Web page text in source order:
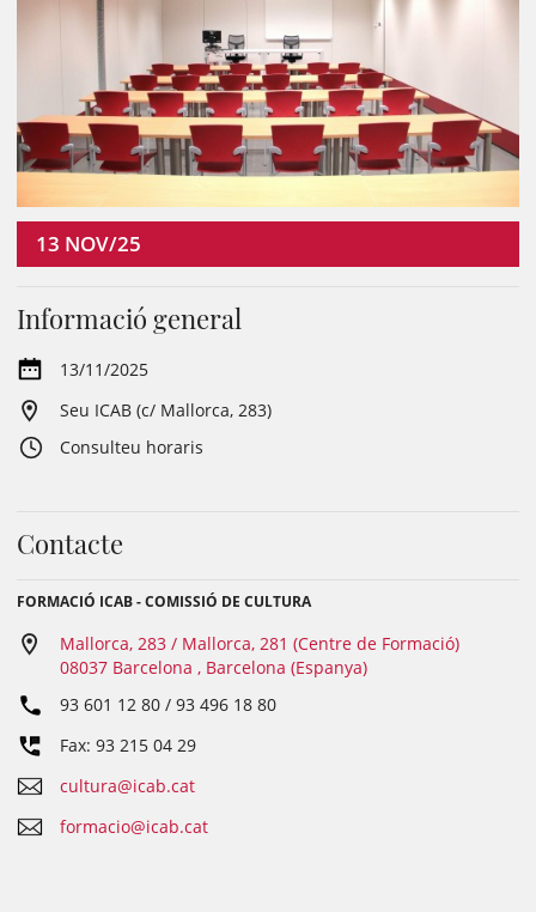
13 NOV/25
Informació general
13/11/2025
Seu ICAB (c/ Mallorca, 283)
Consulteu horaris
Contacte
FORMACIÓ ICAB - COMISSIÓ DE CULTURA
Mallorca, 283 / Mallorca, 281 (Centre de Formació)
08037 Barcelona , Barcelona (Espanya)
93 601 12 80 / 93 496 18 80
Fax: 93 215 04 29
cultura@icab.cat
formacio@icab.cat